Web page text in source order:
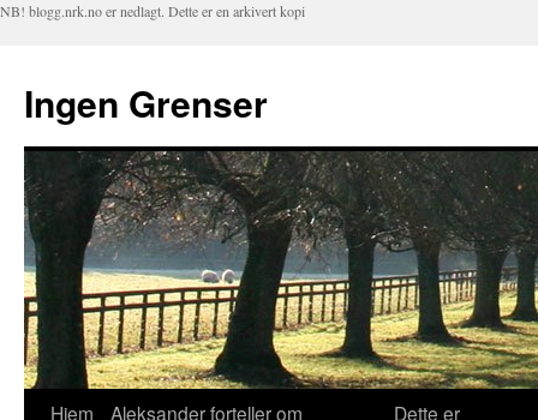
NB! blogg.nrk.no er nedlagt. Dette er en arkivert kopi
Ingen Grenser
Hopp
Hjem
Aleksander forteller om
Dette er